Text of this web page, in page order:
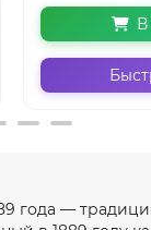
В
года —